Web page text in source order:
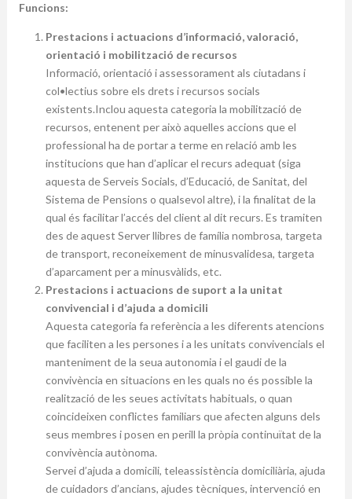
Funcions:
Prestacions i actuacions d’informació, valoració,
orientació i mobilització de recursos
Informació, orientació i assessorament als ciutadans i
col•lectius sobre els drets i recursos socials
existents.Inclou aquesta categoria la mobilització de
recursos, entenent per això aquelles accions que el
professional ha de portar a terme en relació amb les
institucions que han d’aplicar el recurs adequat (siga
aquesta de Serveis Socials, d’Educació, de Sanitat, del
Sistema de Pensions o qualsevol altre), i la finalitat de la
qual és facilitar l’accés del client al dit recurs. Es tramiten
des de aquest Server llibres de família nombrosa, targeta
de transport, reconeixement de minusvalidesa, targeta
d’aparcament per a minusvàlids, etc.
Prestacions i actuacions de suport a la unitat
convivencial i d’ajuda a domicili
Aquesta categoria fa referència a les diferents atencions
que faciliten a les persones i a les unitats convivencials el
manteniment de la seua autonomia i el gaudi de la
convivència en situacions en les quals no és possible la
realització de les seues activitats habituals, o quan
coincideixen conflictes familiars que afecten alguns dels
seus membres i posen en perill la pròpia continuïtat de la
convivència autònoma.
Servei d’ajuda a domicili, teleassistència domiciliària, ajuda
de cuidadors d’ancians, ajudes tècniques, intervenció en